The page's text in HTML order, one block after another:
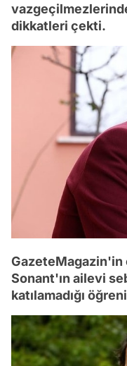
dikkatleri çekti.
GazeteMagazin'in
Sonant'ın ailevi
katılamadığı